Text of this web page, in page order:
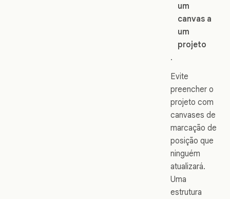
um
canvas a
um
projeto
.
Evite
preencher o
projeto com
canvases de
marcação de
posição que
ninguém
atualizará.
Uma
estrutura